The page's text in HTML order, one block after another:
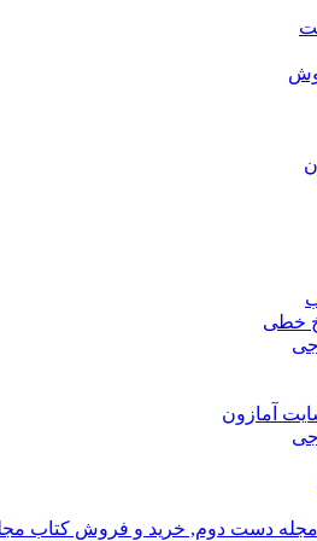
خطی
آمازون
مجله دست دوم, خرید و فروش کتاب